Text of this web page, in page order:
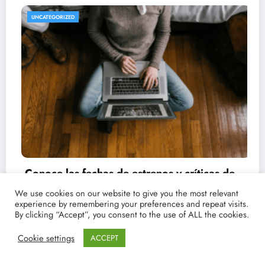
REVISTA DE CINE | NOTICIAS, IMÁGENES, TRÁILERS, ARTÍCULOS Y CRÍTICAS
UNCATEGORIZED
We use cookies on our website to give you the most relevant
experience by remembering your preferences and repeat visits.
By clicking “Accept”, you consent to the use of ALL the cookies.
Cookie settings
ACCEPT